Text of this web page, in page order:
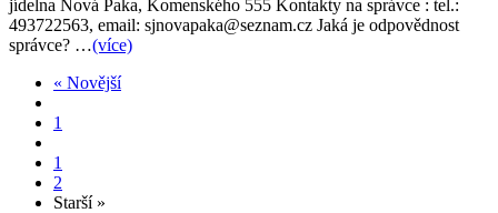
jídelna Nová Paka, Komenského 555 Kontakty na správce : tel.:
493722563, email: sjnovapaka@seznam.cz Jaká je odpovědnost
správce? …(více)
« Novější
1
1
2
Starší »